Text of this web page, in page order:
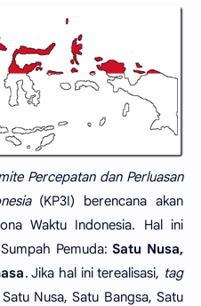
Percepatan dan Perluasan
(KP3I) berencana akan
Waktu Indonesia. Hal ini
Pemuda:Satu Nusa,
. Jika hal ini terealisasi, tag
Nusa, Satu Bangsa, Satu